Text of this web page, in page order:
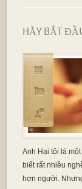
HÃY BẮT
Anh Hai tôi là
biết rất nhiều
hơn người.